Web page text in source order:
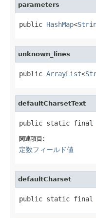
parameters
public HashMap<
unknown_lines
public ArrayList<
defaultCharsetText
public static final
関連項目:
定数フィールド値
defaultCharset
public static final